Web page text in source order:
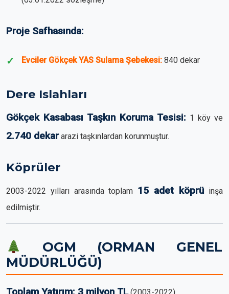
Proje Safhasında:
Evciler Gökçek YAS Sulama Şebekesi: 840 dekar
Dere Islahları
Gökçek Kasabası Taşkın Koruma Tesisi: 1 köy ve
2.740 dekararazi taşkınlardan korunmuştur.
Köprüler
2003-2022 yılları arasında toplam 15 adet köprü inşa
edilmiştir.
OGM (ORMAN GENEL
MÜDÜRLÜĞÜ)